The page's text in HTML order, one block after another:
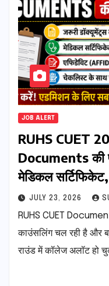
JOB ALERT
RUHS CUET
Documents की
मेडिकल
JULY 23, 2026
RUHS CUET
काउंसलिंग चल रही है और
राउंड में कॉलेज अलॉट हो